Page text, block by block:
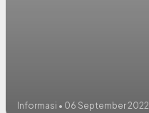
Informasi • 06 September 2022